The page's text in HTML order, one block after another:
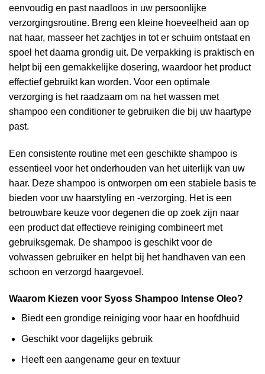
eenvoudig en past naadloos in uw persoonlijke
verzorgingsroutine. Breng een kleine hoeveelheid aan op
nat haar, masseer het zachtjes in tot er schuim ontstaat en
spoel het daarna grondig uit. De verpakking is praktisch en
helpt bij een gemakkelijke dosering, waardoor het product
effectief gebruikt kan worden. Voor een optimale
verzorging is het raadzaam om na het wassen met
shampoo een conditioner te gebruiken die bij uw haartype
past.
Een consistente routine met een geschikte shampoo is
essentieel voor het onderhouden van het uiterlijk van uw
haar. Deze shampoo is ontworpen om een stabiele basis te
bieden voor uw haarstyling en -verzorging. Het is een
betrouwbare keuze voor degenen die op zoek zijn naar
een product dat effectieve reiniging combineert met
gebruiksgemak. De shampoo is geschikt voor de
volwassen gebruiker en helpt bij het handhaven van een
schoon en verzorgd haargevoel.
Waarom Kiezen voor Syoss Shampoo Intense Oleo?
Biedt een grondige reiniging voor haar en hoofdhuid
Geschikt voor dagelijks gebruik
Heeft een aangename geur en textuur